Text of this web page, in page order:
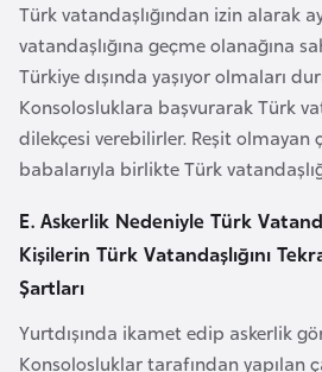
Türk vatandaşlığından izin alarak
vatandaşlığına geçme olanağına
Türkiye dışında yaşıyor olmaları
Konsolosluklara başvurarak Türk
dilekçesi verebilirler. Reşit olmayan
babalarıyla birlikte Türk
E. Askerlik Nedeniyle Türk
Kişilerin Türk Vatandaşlığını
Şartları
Yurtdışında ikamet edip askerlik
Konsolosluklar tarafından yapılan
K
a
n
a
d
a
K
a
a